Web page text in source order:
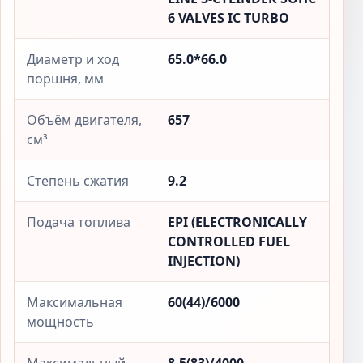
6 VALVES IC TURBO
Диаметр и ход
поршня, мм
65.0*66.0
Объём двигателя,
см³
657
Степень сжатия 9.2
Подача топлива
EPI (ELECTRONICALLY
CONTROLLED FUEL
INJECTION)
Максимальная
мощность
60(44)/6000